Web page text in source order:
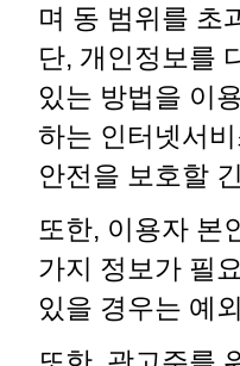
며 동 범위를 초
단, 개인정보를
있는 방법을 이
하는 인터넷서
안전을 보호할
또한, 이용자 본
가지 정보가 필
있을 경우는 예